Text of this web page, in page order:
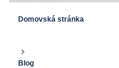
Domovská stránka
Blog